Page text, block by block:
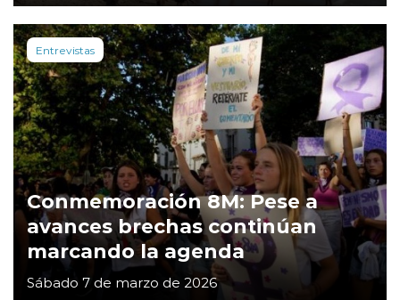
Entrevistas
Conmemoración 8M: Pese a
avances brechas continúan
marcando la agenda
Sábado 7 de marzo de 2026